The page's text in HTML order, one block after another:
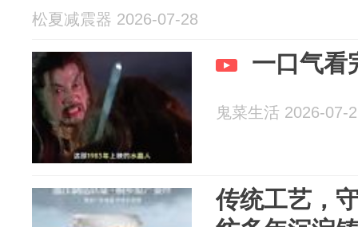
松夏减震器 2026-07-28
一口气看
鬼菜生活 2026-07-
传统工艺，